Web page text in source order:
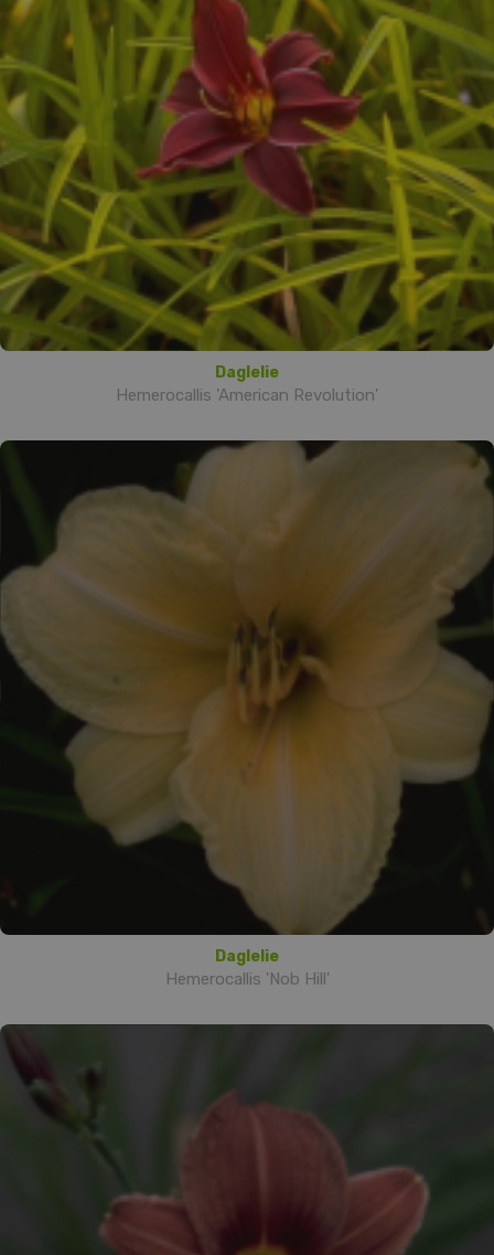
Daglelie
Hemerocallis 'American Revolution'
Daglelie
Hemerocallis 'Nob Hill'